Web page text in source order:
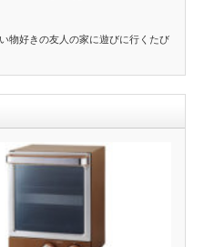
物好きの友人の家に遊びに行くたび